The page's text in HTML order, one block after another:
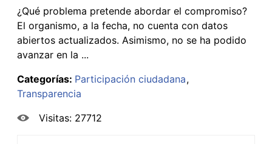
¿Qué problema pretende abordar el compromiso?
El organismo, a la fecha, no cuenta con datos
abiertos actualizados. Asimismo, no se ha podido
avanzar en la ...
Categorías: Participación ciudadana
Transparencia
Visitas: 27712